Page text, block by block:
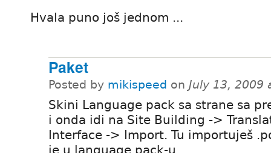
Hvala puno još jednom ...
Paket
Posted by mikispeed on July 13, 2009
Skini Language pack sa strane sa
i onda idi na Site Building ->
Interface -> Import. Tu importuješ